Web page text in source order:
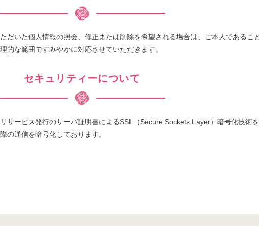
だいた個人情報の照会、修正または削除を希望される場合は、ご本人であるこ
的な範囲ですみやかに対応させていただきます。
セキュリティーについて
サービス発行のサーバ証明書によるSSL（Secure Sockets Layer）暗号化技術
の通信を暗号化しております。